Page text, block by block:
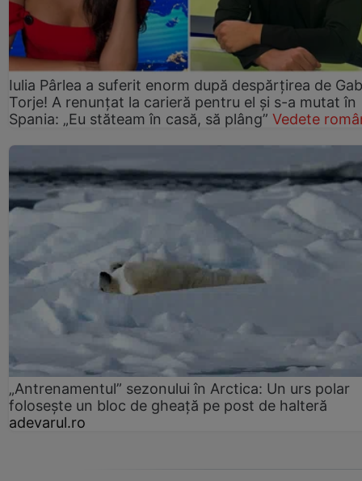
Iulia Pârlea a suferit enorm după despărțirea de
Torje! A renunțat la carieră pentru el și s-a mutat în
Spania: „Eu stăteam în casă, să plâng” Vedete
„Antrenamentul” sezonului în Arctica: Un urs polar
folosește un bloc de gheață pe post de halteră
adevarul.ro